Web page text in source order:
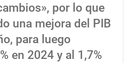
por lo que
una mejora del PIB
para luego
en 2024 y al 1,7%